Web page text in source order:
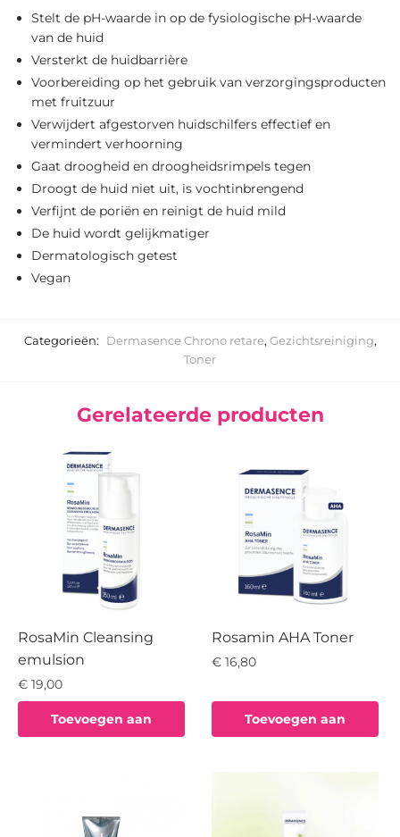
Stelt de pH-waarde in op de fysiologische pH-waarde
van de huid
Versterkt de huidbarrière
Voorbereiding op het gebruik van verzorgingsproducten
met fruitzuur
Verwijdert afgestorven huidschilfers effectief en
vermindert verhoorning
Gaat droogheid en droogheidsrimpels tegen
Droogt de huid niet uit, is vochtinbrengend
Verfijnt de poriën en reinigt de huid mild
De huid wordt gelijkmatiger
Dermatologisch getest
Vegan
Categorieën: Dermasence Chrono retare, Gezichtsreiniging,
Toner
Gerelateerde producten
RosaMin Cleansing
emulsion
€ 19,00
Toevoegen aan
Rosamin AHA Toner
€ 16,80
Toevoegen aan